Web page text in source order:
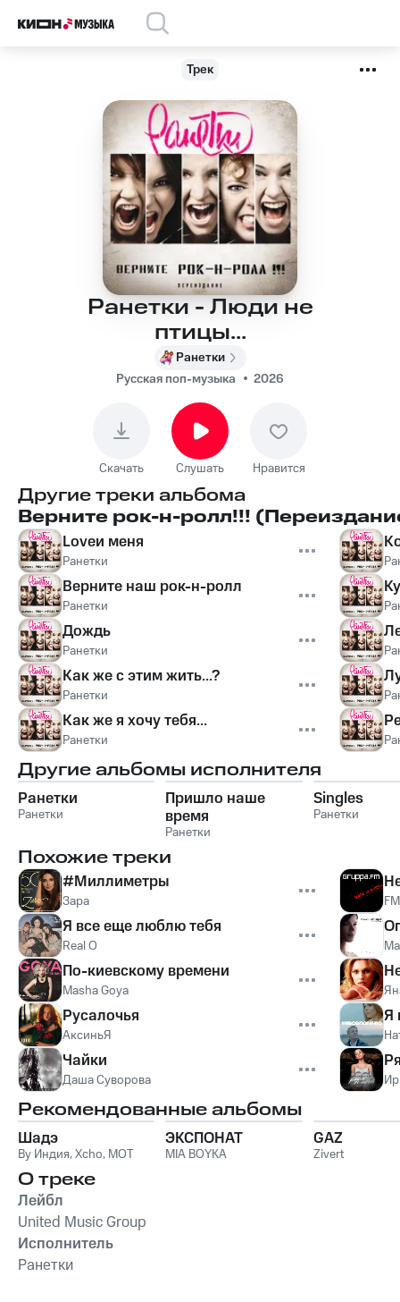
Трек
Ранетки - Люди не
птицы...
Ранетки
Русская поп-музыка
2026
Скачать Слушать Нравится
Другие треки альбома
Верните рок-н-ролл!!!
Loveи меня
Ранетки
Верните наш рок-н-ролл
Ранетки
Дождь
Ранетки
Как же с этим жить...?
Ранетки
Как же я хочу тебя...
Ранетки
Другие альбомы исполнителя
Ранетки
Ранетки
Пришло наше
время
Ранетки
Singles
Ранетки
Похожие треки
#Миллиметры
Зара
Я все еще люблю тебя
Real O
По-киевскому времени
Masha Goya
Русалочья
АксиньЯ
Чайки
Даша Суворова
FM
Я
Рекомендованные альбомы
Шадэ
By Индия,Xcho, MOT
ЭКСПОНАТ
MIA BOYKA
GAZ
Zivert
О треке
Лейбл
United Music Group
Исполнитель
Ранетки